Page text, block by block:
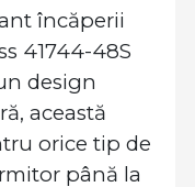
încăperii
41744-48S
design
această
orice tip de
până la